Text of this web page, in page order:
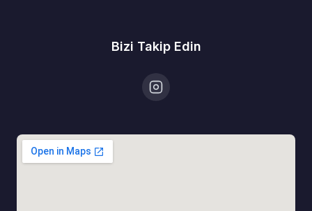
Bizi Takip Edin